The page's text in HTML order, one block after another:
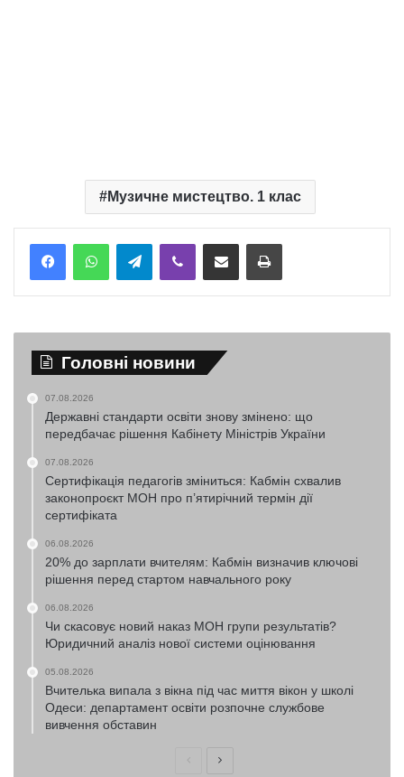
Музичне мистецтво. 1 клас
TelegramViber Надіслати електронною поштоюНадрукувати
Головні новини
07.08.2026
Державні стандарти освіти знову змінено: що
передбачає рішення Кабінету Міністрів України
07.08.2026
Сертифікація педагогів зміниться: Кабмін схвалив
законопроєкт МОН про п’ятирічний термін дії
сертифіката
06.08.2026
20% до зарплати вчителям: Кабмін визначив ключові
рішення перед стартом навчального року
06.08.2026
Чи скасовує новий наказ МОН групи результатів?
Юридичний аналіз нової системи оцінювання
05.08.2026
Вчителька випала з вікна під час миття вікон у школі
Одеси: департамент освіти розпочне службове
вивчення обставин
ПопередняНаступна